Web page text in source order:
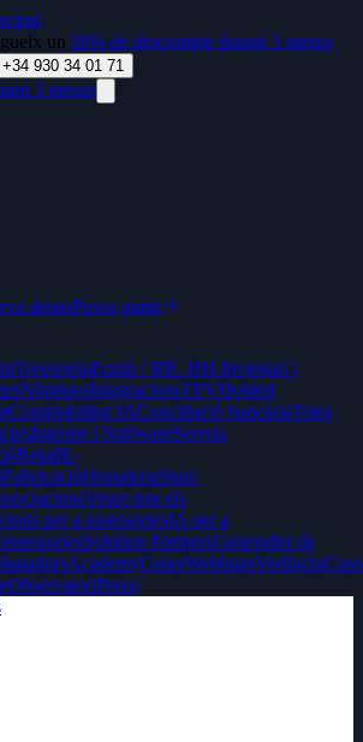
un 50% de descompte durant 3 mesos
930 34 01 71
3 mesos
demoProva gratis
TresoreriaEquip / RR. HH.Inventari i
NòminesIntegracionsTPVHolded
Comptabilitat IAConciliació bancàriaTotes
Internet i SoftwareServeis
RetailE-
FabricacióHostaleriaStart-
Veure tots els
per a assessoriesIA per a
Solution PartnersGenerador de
AcademyGuiesWebinarsVerifactu
ObservatoriPreus